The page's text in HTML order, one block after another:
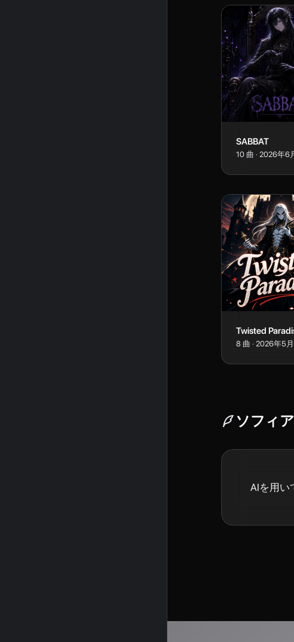
SABBAT
10 曲 · 2026年6
Twisted
8 曲 · 2026年5
ソフィア
AIを用い